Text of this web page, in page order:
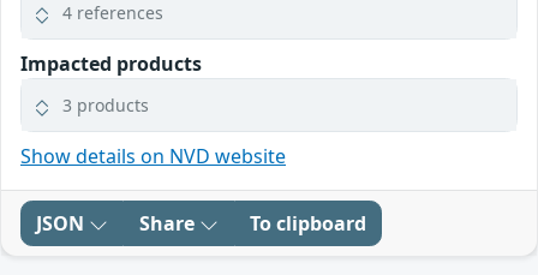
4 references
Impacted products
3 products
Show details on NVD website
JSON Share To clipboard